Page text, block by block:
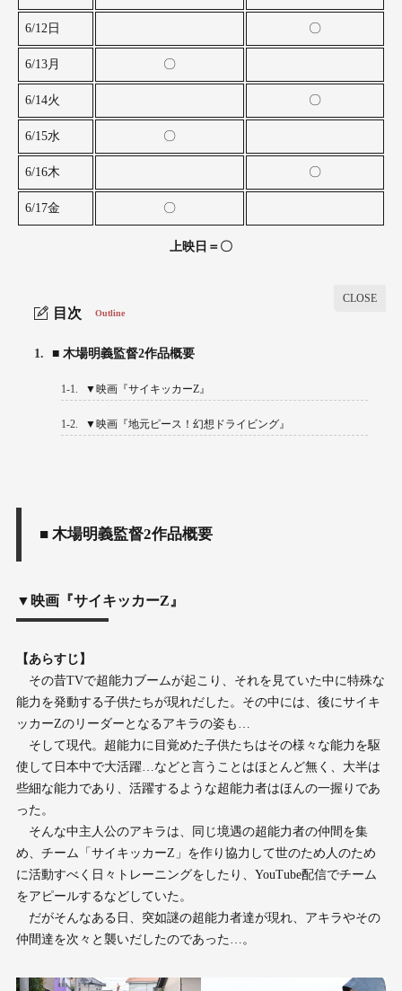
6/12日 〇
6/13月 〇
6/14火 〇
6/15水 〇
6/16木 〇
6/17金 〇
上映日＝〇
目次 Outline
1. ■ 木場明義監督2作品概要
1-1. ▼映画『サイキッカーZ』
1-2. ▼映画『地元ピース！幻想ドライビング』
■ 木場明義監督2作品概要
▼映画『サイキッカーZ』
【あらすじ】
その昔TVで超能力ブームが起こり、それを見ていた中に特殊な
能力を発動する子供たちが現れだした。その中には、後にサイキ
ッカーZのリーダーとなるアキラの姿も…
そして現代。超能力に目覚めた子供たちはその様々な能力を駆
使して日本中で大活躍…などと言うことはほとんど無く、大半は
些細な能力であり、活躍するような超能力者はほんの一握りであ
った。
そんな中主人公のアキラは、同じ境遇の超能力者の仲間を集
め、チーム「サイキッカーZ」を作り協力して世のため人のため
に活動すべく日々トレーニングをしたり、YouTube配信でチーム
をアピールするなどしていた。
だがそんなある日、突如謎の超能力者達が現れ、アキラやその
仲間達を次々と襲いだしたのであった…。